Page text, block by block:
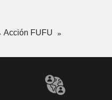
Acción FUFU